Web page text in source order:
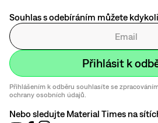
Souhlas s odebíráním můžete
Přihlášením k odběru souhlasíte se
ochrany osobních údajů.
Nebo sledujte Material Times na